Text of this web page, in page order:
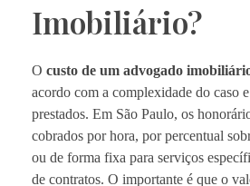
Imobiliário?
O custo de um advogado
acordo com a complexidade do caso
prestados. Em São Paulo, os
cobrados por hora, por percentual
ou de forma fixa para serviços
de contratos. O importante é que o